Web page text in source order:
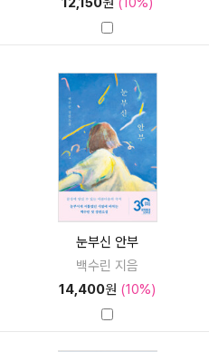
눈부신 안부
백수린 지음
14,400원 (10%)